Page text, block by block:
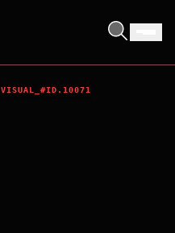
VISUAL_#ID.10071